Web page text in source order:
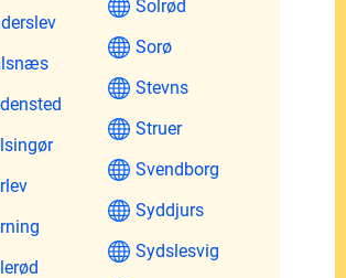
Solrød
Sorø
Stevns
Struer
Svendborg
Syddjurs
Sydslesvig